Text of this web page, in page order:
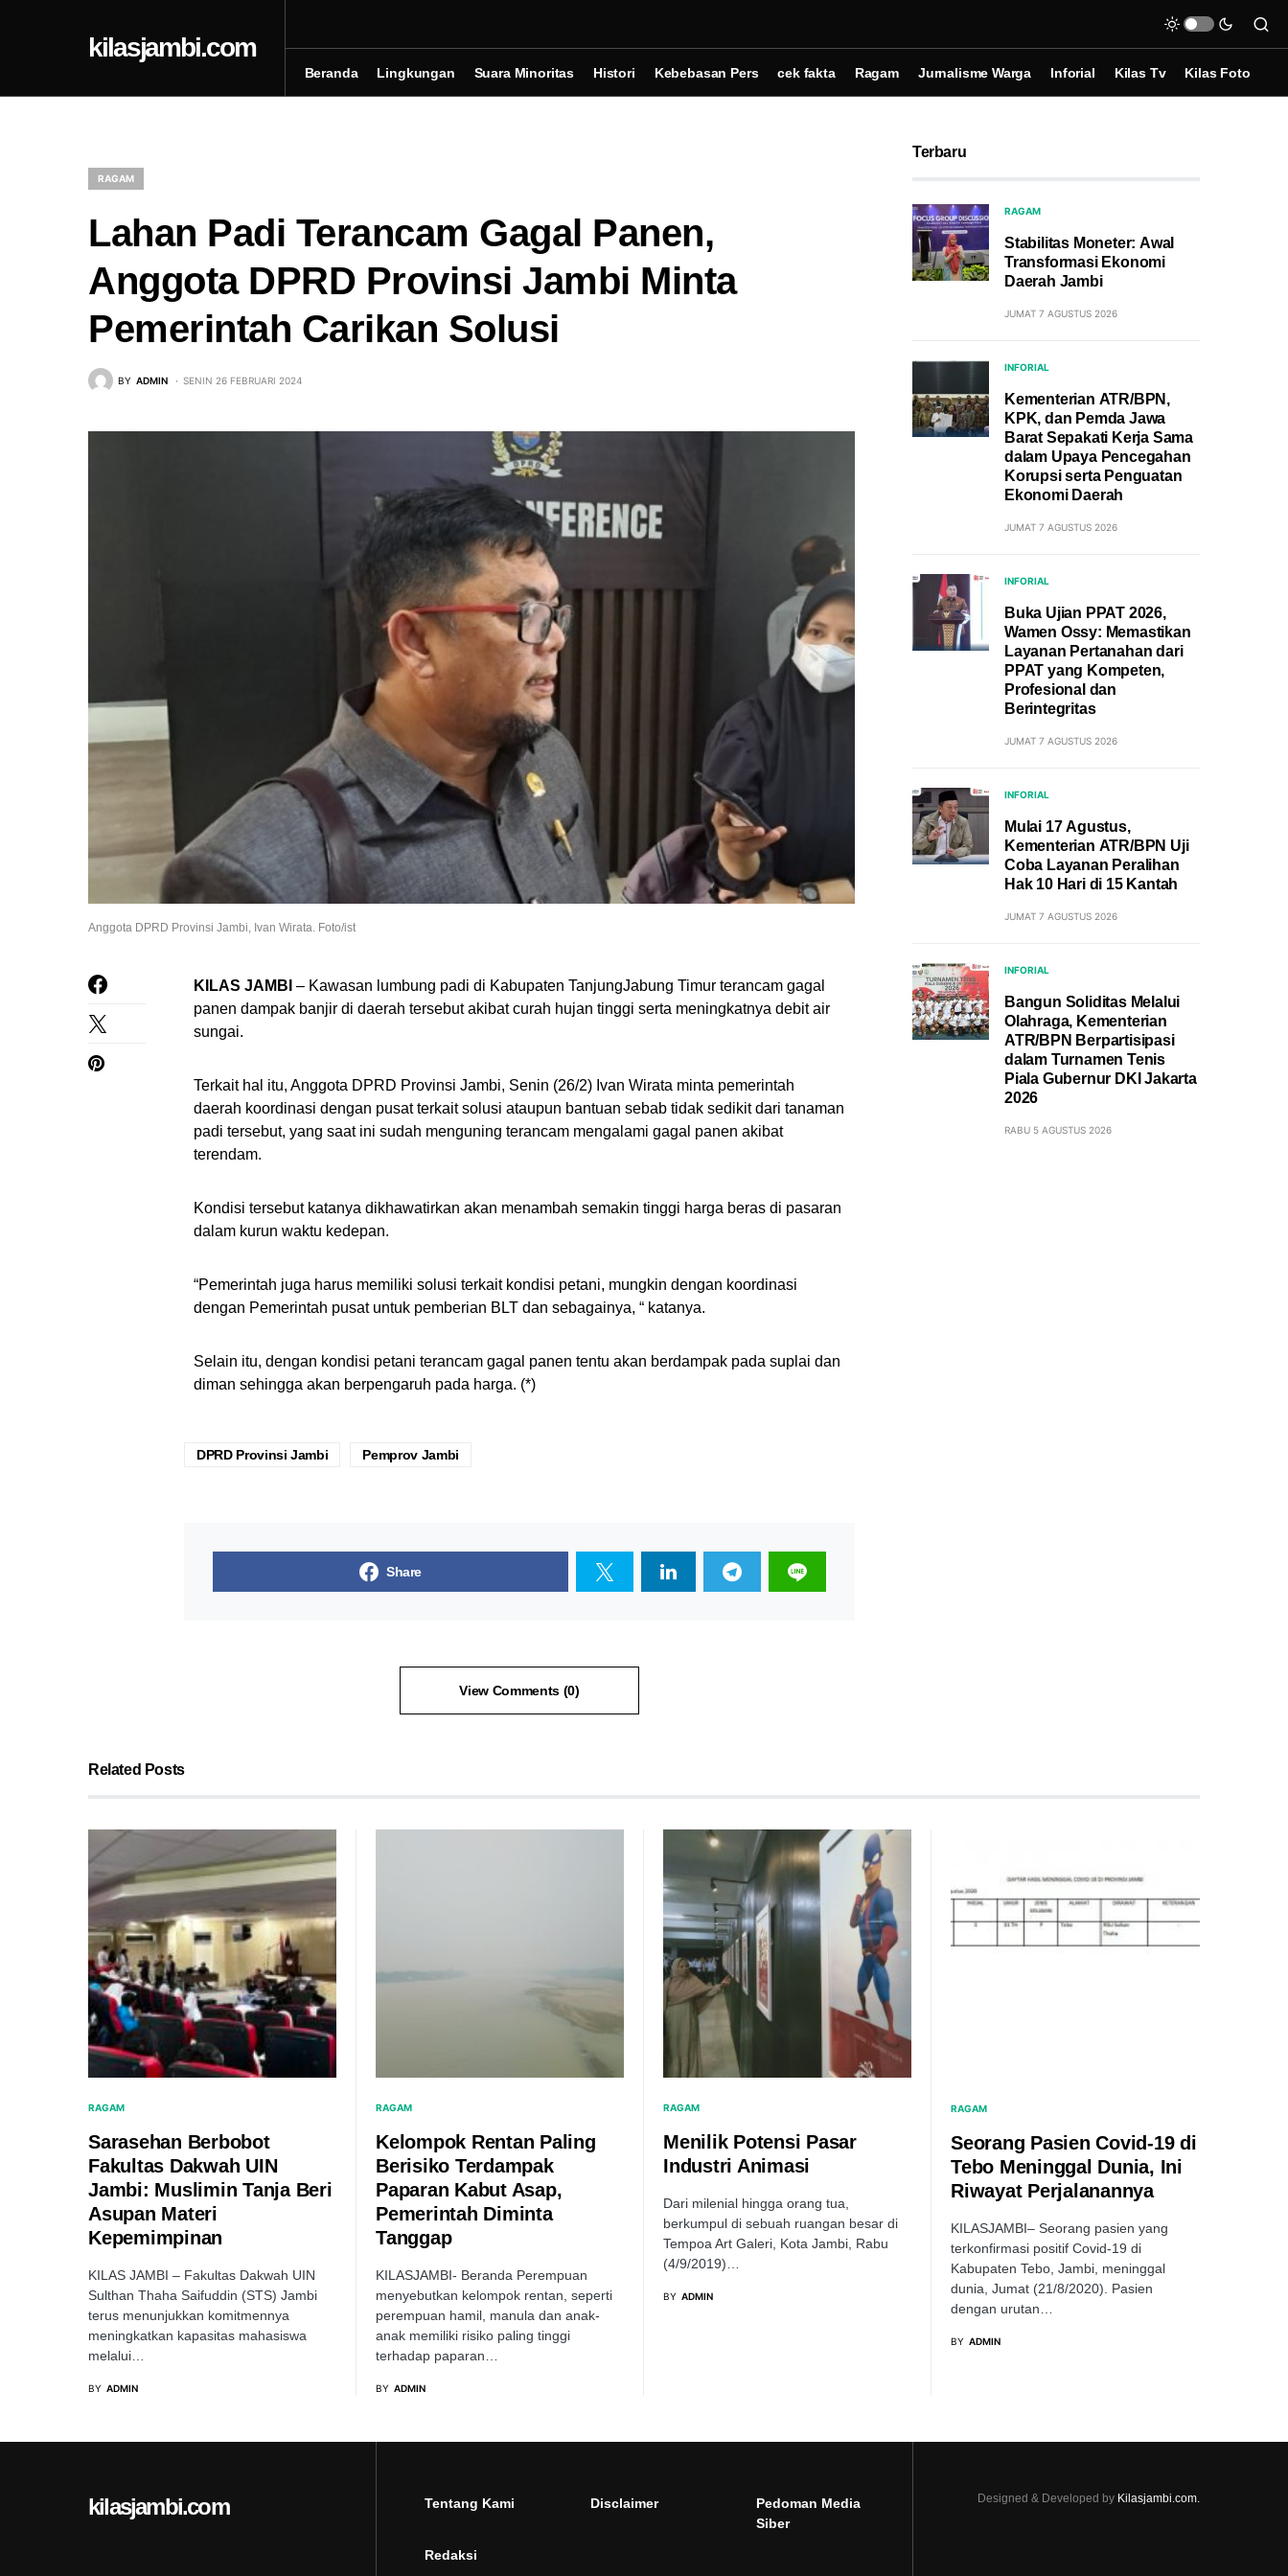
kilasjambi.com
Beranda Lingkungan Suara Minoritas Histori Kebebasan Pers cek fakta Ragam Jurnalisme Warga Inforial Kilas Tv Kilas Foto
RAGAM
Lahan Padi Terancam Gagal Panen,
Anggota DPRD Provinsi Jambi Minta
Pemerintah Carikan Solusi
BY ADMIN SENIN 26 FEBRUARI 2024
Anggota DPRD Provinsi Jambi, Ivan Wirata. Foto/ist
KILAS JAMBI – Kawasan lumbung padi di Kabupaten TanjungJabung Timur terancam gagal
panen dampak banjir di daerah tersebut akibat curah hujan tinggi serta meningkatnya debit air
sungai.
Terkait hal itu, Anggota DPRD Provinsi Jambi, Senin (26/2) Ivan Wirata minta pemerintah
daerah koordinasi dengan pusat terkait solusi ataupun bantuan sebab tidak sedikit dari tanaman
padi tersebut, yang saat ini sudah menguning terancam mengalami gagal panen akibat
terendam.
Kondisi tersebut katanya dikhawatirkan akan menambah semakin tinggi harga beras di pasaran
dalam kurun waktu kedepan.
“Pemerintah juga harus memiliki solusi terkait kondisi petani, mungkin dengan koordinasi
dengan Pemerintah pusat untuk pemberian BLT dan sebagainya, “ katanya.
Selain itu, dengan kondisi petani terancam gagal panen tentu akan berdampak pada suplai dan
diman sehingga akan berpengaruh pada harga. (*)
DPRD Provinsi Jambi Pemprov Jambi
Share
View Comments (0)
Terbaru
RAGAM
Stabilitas Moneter: Awal
Transformasi Ekonomi
Daerah Jambi
JUMAT 7 AGUSTUS 2026
INFORIAL
Kementerian ATR/BPN,
KPK, dan Pemda Jawa
Barat Sepakati Kerja Sama
dalam Upaya Pencegahan
Korupsi serta Penguatan
Ekonomi Daerah
JUMAT 7 AGUSTUS 2026
INFORIAL
Buka Ujian PPAT 2026,
Wamen Ossy: Memastikan
Layanan Pertanahan dari
PPAT yang Kompeten,
Profesional dan
Berintegritas
JUMAT 7 AGUSTUS 2026
INFORIAL
Mulai 17 Agustus,
Kementerian ATR/BPN Uji
Coba Layanan Peralihan
Hak 10 Hari di 15 Kantah
JUMAT 7 AGUSTUS 2026
INFORIAL
Bangun Soliditas Melalui
Olahraga, Kementerian
ATR/BPN Berpartisipasi
dalam Turnamen Tenis
Piala Gubernur DKI Jakarta
2026
RABU 5 AGUSTUS 2026
Related Posts
RAGAM
Sarasehan Berbobot
Fakultas Dakwah UIN
Jambi: Muslimin Tanja Beri
Asupan Materi
Kepemimpinan
KILAS JAMBI – Fakultas Dakwah UIN
Sulthan Thaha Saifuddin (STS) Jambi
terus menunjukkan komitmennya
meningkatkan kapasitas mahasiswa
melalui…
BY ADMIN
RAGAM
Kelompok Rentan Paling
Berisiko Terdampak
Paparan Kabut Asap,
Pemerintah Diminta
Tanggap
KILASJAMBI- Beranda Perempuan
menyebutkan kelompok rentan, seperti
perempuan hamil, manula dan anak-
anak memiliki risiko paling tinggi
terhadap paparan…
BY ADMIN
RAGAM
Menilik Potensi Pasar
Industri Animasi
Dari milenial hingga orang tua,
berkumpul di sebuah ruangan besar di
Tempoa Art Galeri, Kota Jambi, Rabu
(4/9/2019)…
BY ADMIN
RAGAM
Seorang Pasien Covid-19 di
Tebo Meninggal Dunia, Ini
Riwayat Perjalanannya
KILASJAMBI– Seorang pasien yang
terkonfirmasi positif Covid-19 di
Kabupaten Tebo, Jambi, meninggal
dunia, Jumat (21/8/2020). Pasien
dengan urutan…
BY ADMIN
kilasjambi.com Tentang Kami Disclaimer
Pedoman Media
Siber
Redaksi
Designed & Developed by Kilasjambi.com.